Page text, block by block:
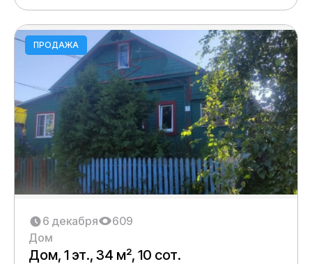
ПРОДАЖА
6 декабря
609
Дом
Дом, 1 эт., 34 м², 10 сот.